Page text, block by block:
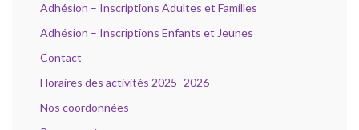
Adhésion – Inscriptions Adultes et Familles
Adhésion – Inscriptions Enfants et Jeunes
Contact
Horaires des activités 2025- 2026
Nos coordonnées